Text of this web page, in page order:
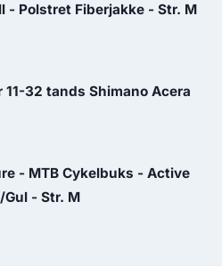
- Polstret Fiberjakke - Str. M
32 tands Shimano Acera
- MTB Cykelbuks - Active
- Str. M